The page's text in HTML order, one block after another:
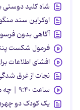
شاه کلید دوستی
اوکراین سند
آگاهی بدون
فرمول شکست
افشای اطلاعات
نجات از غرق
ساعت ۹:۴۰ | چه میراثی از خود به جای گذاشت؟
یک کودک دو